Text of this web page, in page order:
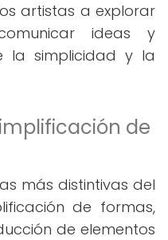
artistas a explorar
ideas y
la simplicidad y la
de
más distintivas del
de formas,
de elementos